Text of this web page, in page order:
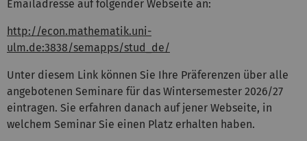
Emailadresse auf folgender Webseite an:
http://econ.mathematik.uni-
ulm.de:3838/semapps/stud_de/
Unter diesem Link können Sie Ihre Präferenzen über alle
angebotenen Seminare für das Wintersemester 2026/27
eintragen. Sie erfahren danach auf jener Webseite, in
welchem Seminar Sie einen Platz erhalten haben.